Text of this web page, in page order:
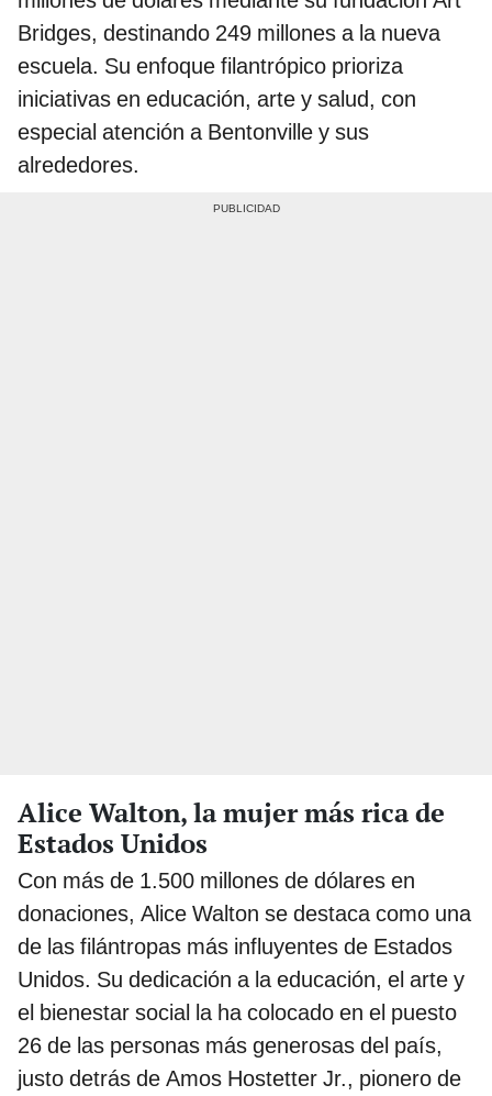
Bridges, destinando 249 millones a la nueva
escuela. Su enfoque filantrópico prioriza
iniciativas en educación, arte y salud, con
especial atención a Bentonville y sus
alrededores.
Alice Walton, la mujer más rica de
Estados Unidos
Con más de 1.500 millones de dólares en
donaciones, Alice Walton se destaca como una
de las filántropas más influyentes de Estados
Unidos. Su dedicación a la educación, el arte y
el bienestar social la ha colocado en el puesto
26 de las personas más generosas del país,
justo detrás de Amos Hostetter Jr., pionero de